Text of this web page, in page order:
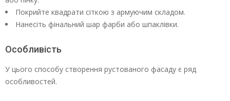
Покрийте квадрати сіткою з армуючим складом.
Нанесіть фінальний шар фарби або шпаклівки.
Особливість
У цього способу створення рустованого фасаду є ряд
особливостей.